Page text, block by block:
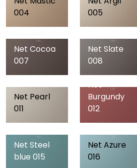
004
005
Net Cocoa
007
Net Slate
008
Net Pearl
011
Net
Burgundy
012
Net Steel
blue 015
Net Azure
016